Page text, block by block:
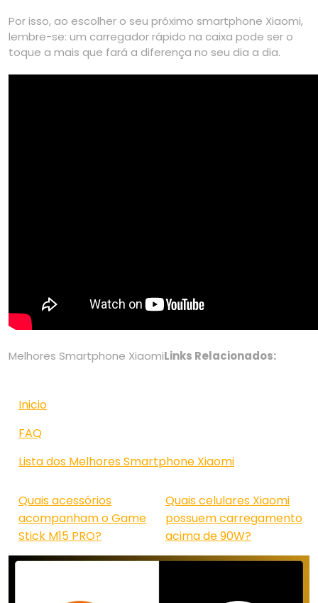
Por isso, ao escolher o seu próximo smartphone Xiaomi,
lembre-se: um carregador rápido na caixa pode ser o
toque a mais que fará a diferença no seu dia a dia.
Melhores Smartphone XiaomiLinks Relacionados:
Inicio
FAQ
Lista dos Melhores Smartphone Xiaomi
Quais acessórios
acompanham o Game
Stick M15 PRO?
Quais celulares Xiaomi
possuem carregamento
acima de 90W?